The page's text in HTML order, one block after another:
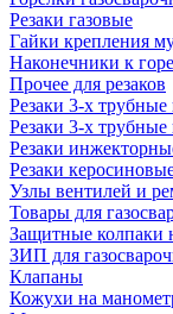
Резаки газовые
Гайки крепления
Наконечники к
Прочее для резаков
Резаки 3-х
Резаки 3-х
Резаки
Резаки
Узлы вентилей и
Товары для
Защитные колпаки
ЗИП для
Клапаны
Кожухи на